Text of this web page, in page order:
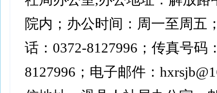
院内；办公时间：周一至周五
话：0372-8127996；传真号码
8127996；电子邮件：